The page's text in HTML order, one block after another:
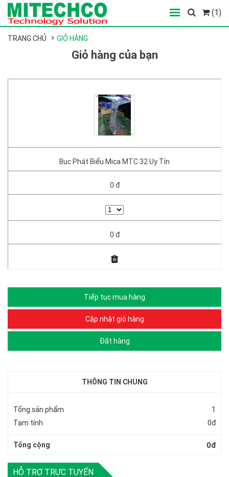
(1)
TRANG CHỦ GIỎ HÀNG
Giỏ hàng của bạn
Bục Phát Biểu Mica MTC 32 Uy Tín
0 đ
0 đ
Tiếp tục mua hàng
Cập nhật giỏ hàng
Đặt hàng
THÔNG TIN CHUNG
Tổng sản phẩm
1
Tạm tính
0đ
Tổng cộng 0đ
HỖ TRỢ TRỰC TUYẾN